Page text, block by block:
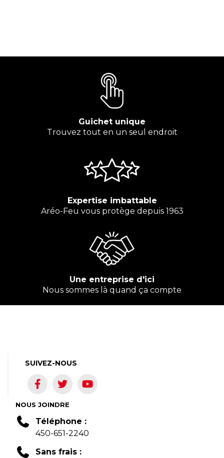
Guichet unique
Trouvez tout en un seul endroit
Expertise imbattable
Aréo-Feu vous protège depuis 1963
Une entreprise d'ici
Nous sommes là quand ça compte
NOUS JOINDRE
Téléphone :
450-651-2240
Sans frais :
SUIVEZ-NOUS